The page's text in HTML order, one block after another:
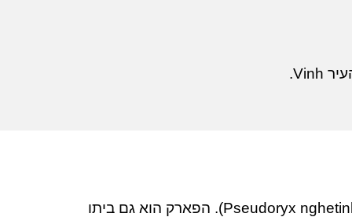
הפארק הלאומי Pu Mat הוא אחד מהמקומות הראשונים בהם נמצאת החיה הנדירה של סאולה (Pseudoryx nghetinhensis). הפארק הוא גם ביתו